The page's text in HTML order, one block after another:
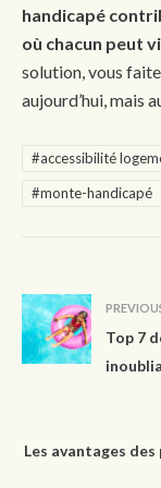
handicapé
où chacun peut
solution, vous
aujourd’hui, mais
#accessibilité
#monte-handicapé
Top 7
Les avantages